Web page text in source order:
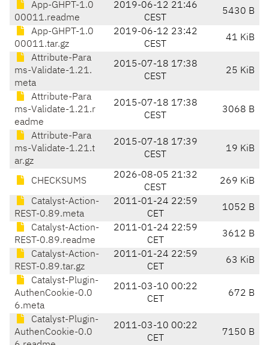
App-GHPT-1.0
00011.readme
2019-06-12 21:46
CEST
5430 B
App-GHPT-1.0
00011.tar.gz
2019-06-12 23:42
CEST
41 KiB
Attribute-Para
ms-Validate-1.21.
meta
2015-07-18 17:38
CEST
25 KiB
Attribute-Para
ms-Validate-1.21.r
eadme
2015-07-18 17:38
CEST
3068 B
Attribute-Para
ms-Validate-1.21.t
ar.gz
2015-07-18 17:39
CEST
19 KiB
CHECKSUMS
2026-08-05 21:32
CEST
269 KiB
Catalyst-Action-
REST-0.89.meta
2011-01-24 22:59
CET
1052 B
Catalyst-Action-
REST-0.89.readme
2011-01-24 22:59
CET
3612 B
Catalyst-Action-
REST-0.89.tar.gz
2011-01-24 22:59
CET
63 KiB
Catalyst-Plugin-
AuthenCookie-0.0
6.meta
2011-03-10 00:22
CET
672 B
Catalyst-Plugin-
AuthenCookie-0.0
2011-03-10 00:22
CET
7150 B